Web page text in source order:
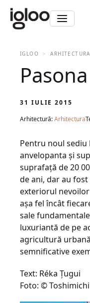
IGLOO ARHITECTURA
31 IULIE 2015
Arhitectură:Arhitectura
Pentru noul sediu
anvelopanta şi
suprafaţă de 20
de ani, dar au
exteriorul
aşa fel încât
sale
luxuriantă de pe
agricultură
semnificative
Text: Réka Ţugui
Foto: ©